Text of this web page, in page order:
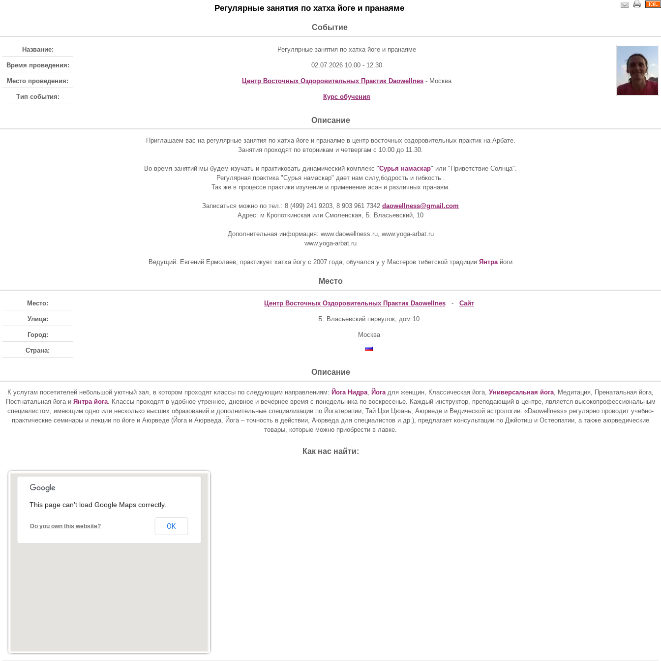
Регулярные занятия по хатха йоге и пранаяме
Событие
Название: Регулярные занятия по хатха йоге и пранаяме
Время проведения: 02.07.2026 10.00 - 12.30
Место проведения: Центр Восточных Оздоровительных Практик Daowellnes - Москва
Тип события: Курс обучения
Описание
Приглашаем вас на регулярные занятия по хатха йоге и пранаяме в центр восточных оздоровительных практик на Арбате.
Занятия проходят по вторникам и четвергам с 10.00 до 11.30.
Во время занятий мы будем изучать и практиковать динамический комплекс "Сурья намаскар" или "Приветствие Солнца".
Регулярная практика "Сурья намаскар" дает нам силу,бодрость и гибкость .
Так же в процессе практики изучение и применение асан и различных пранаям.
Записаться можно по тел.: 8 (499) 241 9203, 8 903 961 7342 daowellness@gmail.com
Адрес: м Кропоткинская или Смоленская, Б. Власьевский, 10
Дополнительная информация: www.daowellness.ru, www.yoga-arbat.ru
www.yoga-arbat.ru
Ведущий: Евгений Ермолаев, практикует хатха йогу с 2007 года, обучался у у Мастеров тибетской традиции Янтра йоги
Место
Место: Центр Восточных Оздоровительных Практик Daowellnes- Сайт
Улица: Б. Власьевский переулок, дом 10
Город: Москва
Страна:
Описание
К услугам посетителей небольшой уютный зал, в котором проходят классы по следующим направлениям: Йога Нидра, Йогадля женщин, Классическая йога, Универсальная йога, Медитация, Пренатальная йога,
Постнатальная йога и Янтра йога. Классы проходят в удобное утреннее, дневное и вечернее время с понедельника по воскресенье. Каждый инструктор, преподающий в центре, является высокопрофессиональным
специалистом, имеющим одно или несколько высших образований и дополнительные специализации по Йогатерапии, Тай Цзи Цюань, Аюрведе и Ведической астрологии. «Daowellness» регулярно проводит учебно-
практические семинары и лекции по йоге и Аюрведе (Йога и Аюрведа, Йога – точность в действии, Аюрведа для специалистов и др.), предлагает консультации по Джйотиш и Остеопатии, а также аюрведические
товары, которые можно приобрести в лавке.
Как нас найти:
This page can't load Google Maps correctly.
Do you own this website? OK